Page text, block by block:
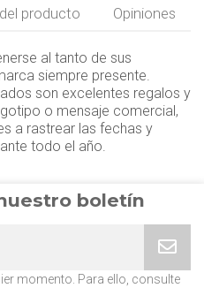
producto Opiniones
al tanto de sus
siempre presente.
son excelentes regalos y
o mensaje comercial,
a rastrear las fechas y
todo el año.
boletín
momento. Para ello, consulte